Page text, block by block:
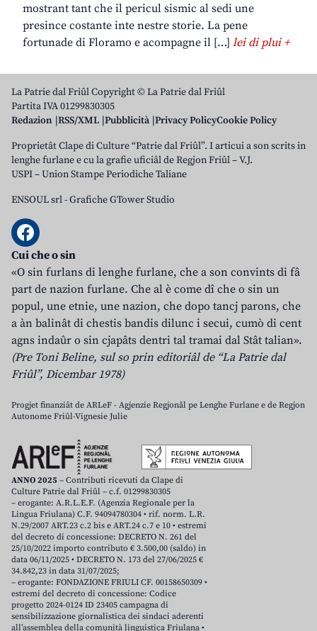
mostrant tant che il pericul sismic al sedi une
presince costante inte nestre storie. La pene
fortunade di Floramo e acompagne il […] lei di plui +
La Patrie dal Friûl Copyright © La Patrie dal Friûl
Partita IVA 01299830305
Redazion RSS/XML Pubblicità Privacy PolicyCookie Policy
Proprietât Clape di Culture “Patrie dal Friûl”. I articui a son scrits in
lenghe furlane e cu la grafie uficiâl de Regjon Friûl – V.J.
USPI – Union Stampe Periodiche Taliane
ENSOUL srl-Grafiche GTower Studio
Cui che o sin
«O sin furlans di lenghe furlane, che a son convints di fâ
part de nazion furlane. Che al è come dî che o sin un
popul, une etnie, une nazion, che dopo tancj parons, che
a àn balinât di chestis bandis dilunc i secui, cumò di cent
agns indaûr o sin cjapâts dentri tal tramai dal Stât talian».
(Pre Toni Beline, sul so prin editoriâl de “La Patrie dal
Friûl”, Dicembar 1978)
Progjet finanziât de ARLeF - Agjenzie Regjonâl pe Lenghe Furlane e de Regjon
Autonome Friûl-Vignesie Julie
ANNO 2025 – Contributi ricevuti da Clape di
Culture Patrie dal Friûl – c.f. 01299830305
– erogante: A.R.L.E.F. (Agenzia Regionale per la
Lingua Friulana) C.F. 94094780304 • rif. norm. L.R.
N.29/2007 ART.23 c.2 bis e ART.24 c.7 e 10 • estremi
del decreto di concessione: DECRETO N. 261 del
25/10/2022 importo contributo € 3.500,00 (saldo) in
data 06/11/2025 • DECRETO N. 173 del 27/06/2025 €
34.842,23 in data 31/07/2025;
– erogante: FONDAZIONE FRIULI CF. 00158650309 •
estremi del decreto di concessione: Codice
progetto 2024-0124 ID 23405 campagna di
sensibilizzazione giornalistica dei sindaci aderenti
all’assemblea della comunità linguistica Friulana •